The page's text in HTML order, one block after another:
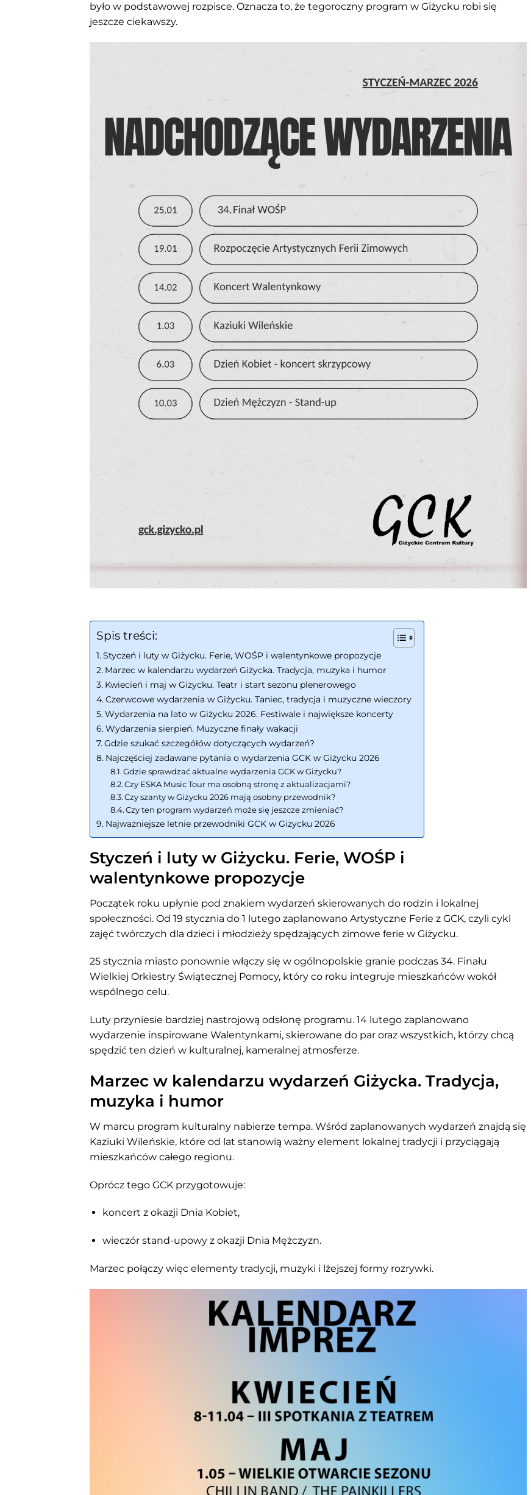
było w podstawowej rozpisce. Oznacza to, że tegoroczny program w Giżycku robi się
jeszcze ciekawszy.
Spis treści:
Styczeń i luty w Giżycku. Ferie, WOŚP i walentynkowe propozycje
Marzec w kalendarzu wydarzeń Giżycka. Tradycja, muzyka i humor
Kwiecień i maj w Giżycku. Teatr i start sezonu plenerowego
Czerwcowe wydarzenia w Giżycku. Taniec, tradycja i muzyczne wieczory
Wydarzenia na lato w Giżycku 2026. Festiwale i największe koncerty
Wydarzenia sierpień. Muzyczne finały wakacji
Gdzie szukać szczegółów dotyczących wydarzeń?
Najczęściej zadawane pytania o wydarzenia GCK w Giżycku 2026
Gdzie sprawdzać aktualne wydarzenia GCK w Giżycku?
Czy ESKA Music Tour ma osobną stronę z aktualizacjami?
Czy szanty w Giżycku 2026 mają osobny przewodnik?
Czy ten program wydarzeń może się jeszcze zmieniać?
Najważniejsze letnie przewodniki GCK w Giżycku 2026
Styczeń i luty w Giżycku. Ferie, WOŚP i
walentynkowe propozycje
Początek roku upłynie pod znakiem wydarzeń skierowanych do rodzin i lokalnej
społeczności. Od 19 stycznia do 1 lutego zaplanowano Artystyczne Ferie z GCK, czyli cykl
zajęć twórczych dla dzieci i młodzieży spędzających zimowe ferie w Giżycku.
25 stycznia miasto ponownie włączy się w ogólnopolskie granie podczas 34. Finału
Wielkiej Orkiestry Świątecznej Pomocy, który co roku integruje mieszkańców wokół
wspólnego celu.
Luty przyniesie bardziej nastrojową odsłonę programu. 14 lutego zaplanowano
wydarzenie inspirowane Walentynkami, skierowane do par oraz wszystkich, którzy chcą
spędzić ten dzień w kulturalnej, kameralnej atmosferze.
Marzec w kalendarzu wydarzeń Giżycka. Tradycja,
muzyka i humor
W marcu program kulturalny nabierze tempa. Wśród zaplanowanych wydarzeń znajdą się
Kaziuki Wileńskie, które od lat stanowią ważny element lokalnej tradycji i przyciągają
mieszkańców całego regionu.
Oprócz tego GCK przygotowuje:
koncert z okazji Dnia Kobiet,
wieczór stand-upowy z okazji Dnia Mężczyzn.
Marzec połączy więc elementy tradycji, muzyki i lżejszej formy rozrywki.